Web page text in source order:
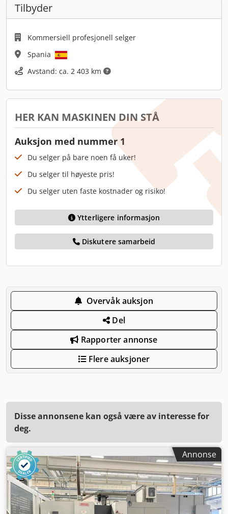
Tilbyder
Kommersiell profesjonell selger
Spania
Avstand: ca. 2 403 km
HER KAN MASKINEN DIN STÅ
Auksjon med nummer 1
Du selger på bare noen få uker!
Du selger til høyeste pris!
Du selger uten faste kostnader og risiko!
Ytterligere informasjon
Diskutere samarbeid
Overvåk auksjon
Del
Rapporter annonse
Flere auksjoner
Disse annonsene kan også være av interesse for
deg.
Annonse